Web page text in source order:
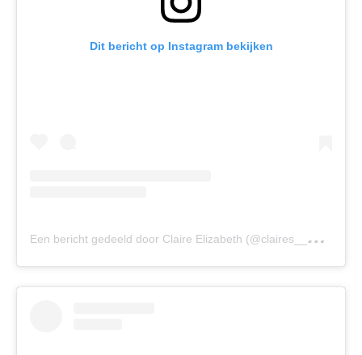
Dit bericht op Instagram bekijken
E
en bericht gedeeld door Claire Elizabeth (@claires__psoriasis)